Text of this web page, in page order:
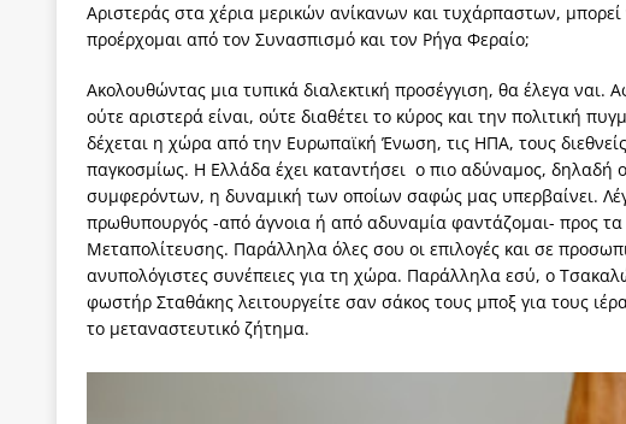
Αριστεράς στα χέρια μερικών ανίκανων και τυχάρπαστων,
προέρχομαι από τον Συνασπισμό και τον Ρήγα Φεραίο;
Ακολουθώντας μια τυπικά διαλεκτική προσέγγιση, θα έλεγα ναι.
ούτε αριστερά είναι, ούτε διαθέτει το κύρος και την πολιτική
δέχεται η χώρα από την Ευρωπαϊκή Ένωση, τις ΗΠΑ, τους
παγκοσμίως. Η Ελλάδα έχει καταντήσει ο πιο αδύναμος, δηλαδή
συμφερόντων, η δυναμική των οποίων σαφώς μας υπερβαίνει.
πρωθυπουργός -από άγνοια ή από αδυναμία φαντάζομαι- προς
Μεταπολίτευσης. Παράλληλα όλες σου οι επιλογές και σε
ανυπολόγιστες συνέπειες για τη χώρα. Παράλληλα εσύ, ο
φωστήρ Σταθάκης λειτουργείτε σαν σάκος τους μποξ για τους
το μεταναστευτικό ζήτημα.